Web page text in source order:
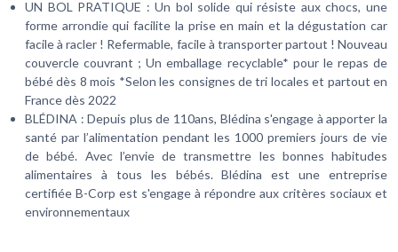
UN BOL PRATIQUE : Un bol solide qui résiste aux chocs, une
forme arrondie qui facilite la prise en main et la dégustation car
facile à racler ! Refermable, facile à transporter partout !​ Nouveau
couvercle couvrant ; Un emballage recyclable* ​pour le repas de
bébé dès 8 mois *Selon les consignes de tri locales et partout en
France dès 2022
BLÉDINA : Depuis plus de 110ans, Blédina s'engage à apporter la
santé par l’alimentation pendant les 1000 premiers jours de vie
de bébé. Avec l’envie de transmettre les bonnes habitudes
alimentaires à tous les bébés. Blédina est une entreprise
certifiée B-Corp est s'engage à répondre aux critères sociaux et
environnementaux